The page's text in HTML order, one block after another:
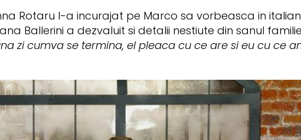
Rotaru l-a incurajat pe Marco sa vorbeasca in
Ballerini a dezvaluit si detalii nestiute din sanul
zi cumva se termina, el pleaca cu ce are si eu cu ce